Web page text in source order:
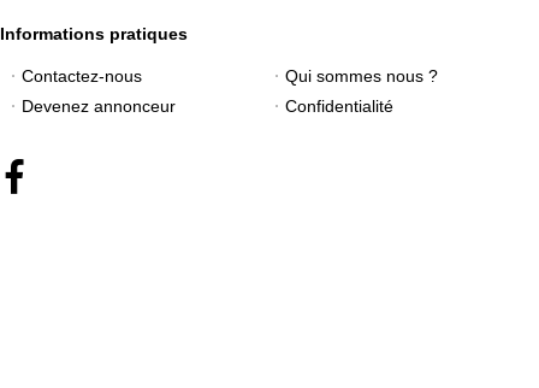
Informations pratiques
Contactez-nous
Qui sommes nous ?
Devenez annonceur
Confidentialité